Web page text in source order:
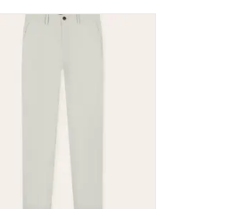
Tria D'oro Smart Travel Pants